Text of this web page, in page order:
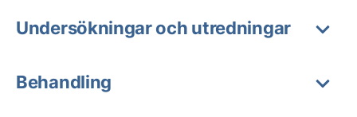
Undersökningar och utredningar
Behandling